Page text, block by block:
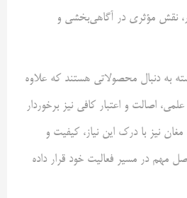
نقش مؤثری در آگاهی‌بخشی و
به دنبال محصولاتی هستند که علاوه
اصالت و اعتبار کافی نیز برخوردار
نیز با درک این نیاز، کیفیت و
مهم در مسیر فعالیت خود قرار داده